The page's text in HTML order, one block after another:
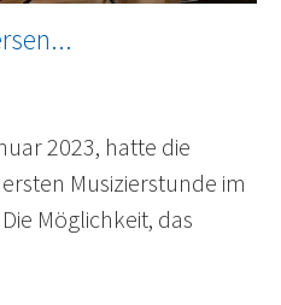
2023, hatte die
Musizierstunde im
Möglichkeit, das